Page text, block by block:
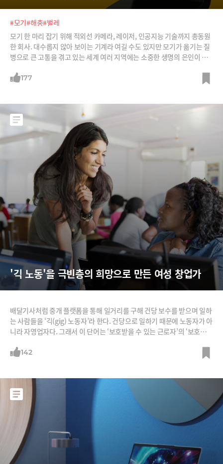
#모기#해충#벌레
모기 한 마리 잡기 위해 적외선 카메라, 레이저, 인공지능 기술까지 총동원
한 회사. 대수롭지 않아 보이는 기계라 여길 수도 있지만 모기가 옮기는 질
병으로 큰 고통을 겪고 있는 세계 여러 지역에는 소중한 생명의 은인이 될
177
'긱 노동'을 극빈층의 희망으로 만든 여성 창업가
배달기사처럼 중개 플랫폼을 통해 일거리를 구해 건당 보수를 받으며 일하
는 사람들을 ‘긱(gig) 노동자’라 한다. 건당으로 일하기 때문에 노동자가 아
니라 자영업자다. 그래서 이 단어는 ‘보호받을 수 있는 근로자’의 ‘보호받을
통해 수많은 극빈층을 빈곤에서 벗어나게 한 사회적 기업 창업가가 있다.
142